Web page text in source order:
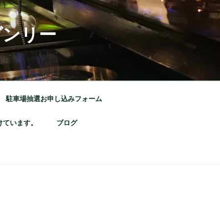
リー
駐車場抽選お申し込みフォーム
います。 ブログ